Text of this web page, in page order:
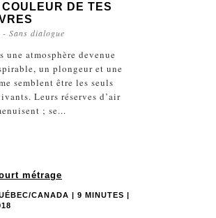
COULEUR DE TES
- Sans dialogue
une atmosphère devenue
un plongeur et une
semblent être les seuls
Leurs réserves d’air
; se...
métrage
CANADA | 9 MINUTES |